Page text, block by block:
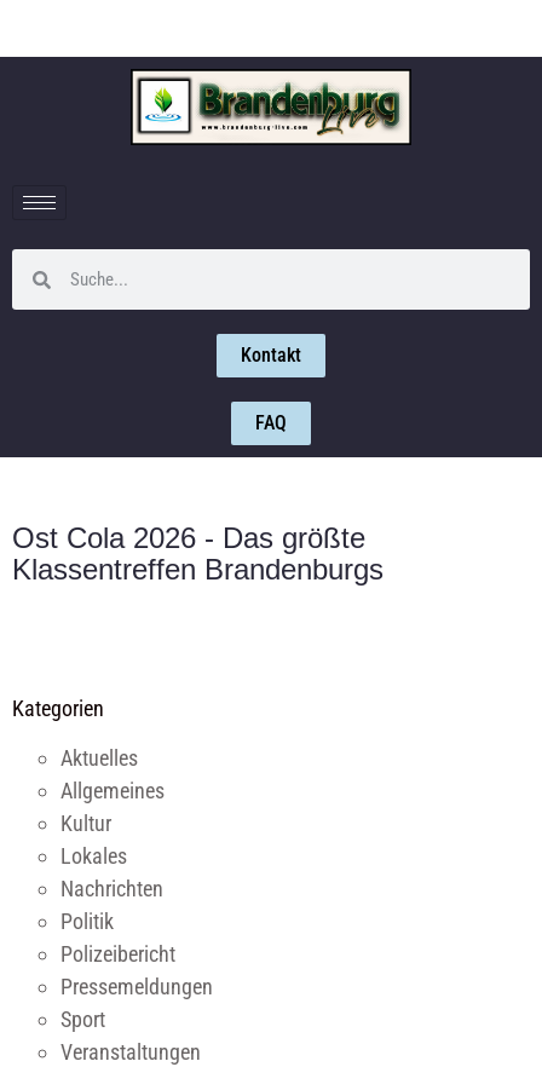
Kontakt
FAQ
Ost Cola 2026 - Das größte
Klassentreffen Brandenburgs
Kategorien
Aktuelles
Allgemeines
Kultur
Lokales
Nachrichten
Politik
Polizeibericht
Pressemeldungen
Sport
Veranstaltungen